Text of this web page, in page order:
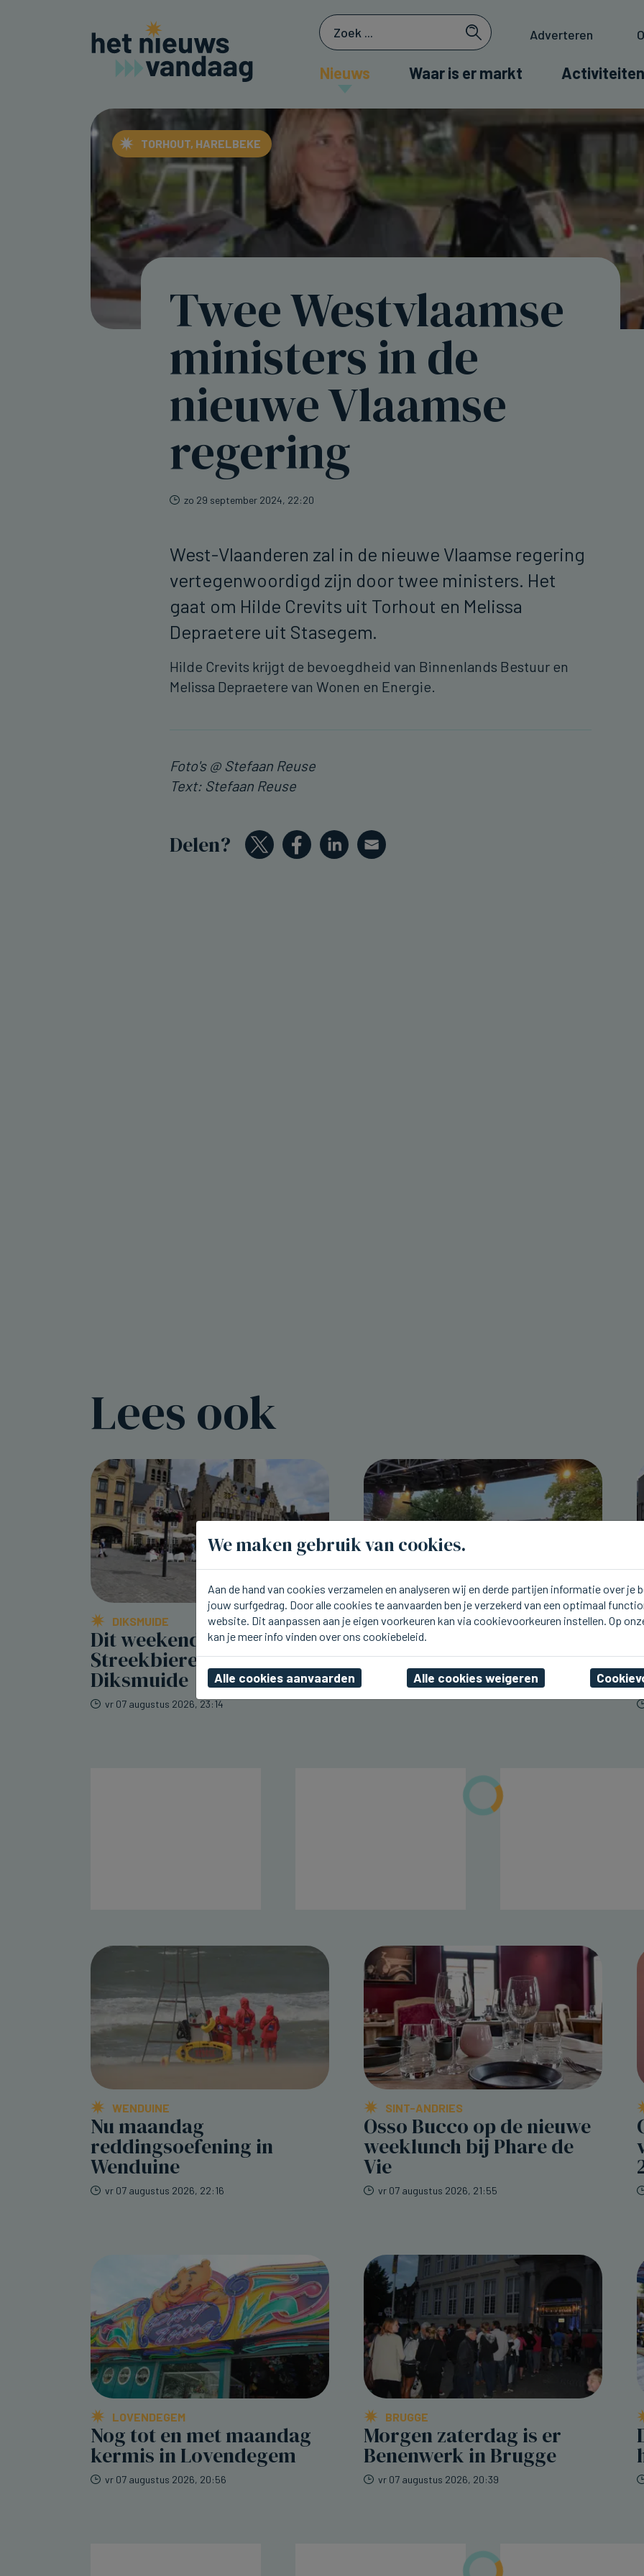
Adverteren
Nieuws Waar is er markt
TORHOUT, HARELBEKE
Twee Westvlaamse
ministers in de
nieuwe Vlaamse
regering
zo 29 september 2024, 22:20
West-Vlaanderen zal in de nieuwe Vlaamse regering
vertegenwoordigd zijn door twee ministers. Het
gaat om Hilde Crevits uit Torhout en Melissa
Depraetere uit Stasegem.
Hilde Crevits krijgt de bevoegdheid van Binnenlands Bestuur en
Melissa Depraetere van Wonen en Energie.
Foto's @ Stefaan Reuse
Text: Stefaan Reuse
Delen?
Lees ook
DIKSMUIDE
Dit weekend
Streekbierenfestival in
Diksmuide
vr 07 augustus 2026, 23:14
ICHTEGEM
U2.be op de planken bij
Ceciliafeeste in Ichtegem
vr 07 augustus 2026, 22:42
WENDUINE
Nu maandag
reddingsoefening in
Wenduine
vr 07 augustus 2026, 22:16
SINT-ANDRIES
Osso Bucco op de nieuwe
weeklunch bij Phare de
Vie
vr 07 augustus 2026, 21:55
LOVENDEGEM
Nog tot en met maandag
kermis in Lovendegem
vr 07 augustus 2026, 20:56
BRUGGE
Morgen zaterdag is er
Benenwerk in Brugge
vr 07 augustus 2026, 20:39
We maken gebruik van cookies.
Aan de hand van cookies verzamelen en analyseren wij en derde partijen informatie over je
jouw surfgedrag. Door alle cookies te aanvaarden ben je verzekerd van een optimaal
website. Dit aanpassen aan je eigen voorkeuren kan via cookievoorkeuren instellen. Op
kan je meer info vinden over ons cookiebeleid.
Alle cookies aanvaarden Alle cookies weigeren